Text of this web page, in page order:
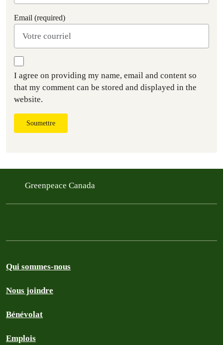
Email (required)
I agree on providing my name, email and content so
that my comment can be stored and displayed in the
website.
Soumettre
Greenpeace Canada
Qui sommes-nous
Nous joindre
Bénévolat
Emplois